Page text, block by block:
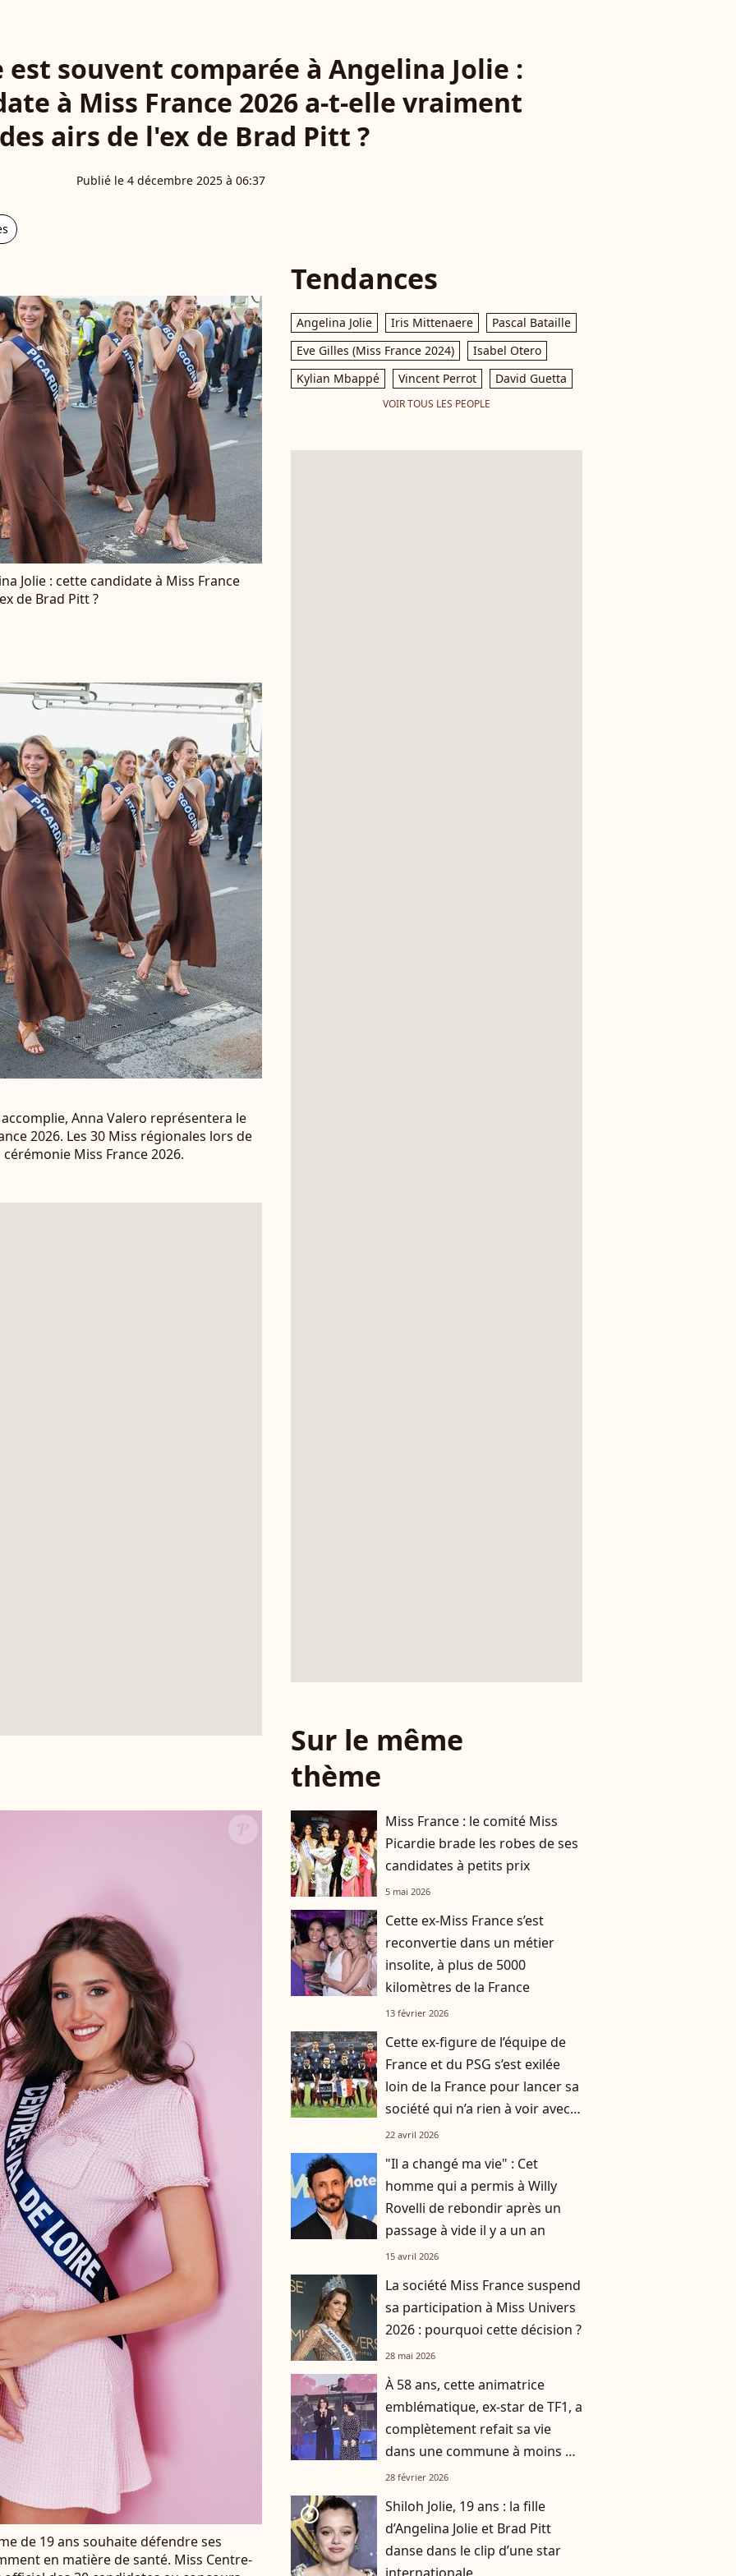
est souvent comparée à Angelina Jolie :
à Miss France 2026 a-t-elle vraiment
airs de l'ex de Brad Pitt ?
Publié le 4 décembre 2025 à 06:37
Jolie : cette candidate à Miss France
de Brad Pitt ?
Anna Valero représentera le
2026. Les 30 Miss régionales lors de
Miss France 2026.
de 19 ans souhaite défendre ses
en matière de santé. Miss Centre-
Tendances
Angelina Jolie Iris Mittenaere
Pascal Bataille
Eve Gilles (Miss France 2024)
Isabel Otero
Kylian Mbappé
Vincent Perrot David Guetta
VOIR TOUS LES PEOPLE
Sur le même
thème
Miss France : le comité Miss
Picardie brade les robes de ses
candidates à petits prix
5 mai 2026
Cette ex-Miss France s’est
reconvertie dans un métier
insolite, à plus de 5000
kilomètres de la France
13 février 2026
Cette ex-figure de l’équipe de
France et du PSG s’est exilée
loin de la France pour lancer sa
société qui n’a rien à voir avec
le football
22 avril 2026
"Il a changé ma vie" : Cet
homme qui a permis à Willy
Rovelli de rebondir après un
passage à vide il y a un an
15 avril 2026
La société Miss France suspend
sa participation à Miss Univers
2026 : pourquoi cette décision ?
28 mai 2026
À 58 ans, cette animatrice
emblématique, ex-star de TF1, a
complètement refait sa vie
dans une commune à moins de
deux heures d’avion de Paris
28 février 2026
player2
Shiloh Jolie, 19 ans : la fille
d’Angelina Jolie et Brad Pitt
danse dans le clip d’une star